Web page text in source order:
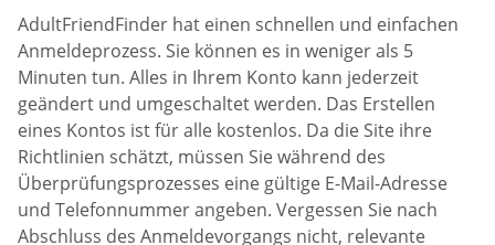
AdultFriendFinder hat einen schnellen und einfachen
Anmeldeprozess. Sie können es in weniger als 5
Minuten tun. Alles in Ihrem Konto kann jederzeit
geändert und umgeschaltet werden. Das Erstellen
eines Kontos ist für alle kostenlos. Da die Site ihre
Richtlinien schätzt, müssen Sie während des
Überprüfungsprozesses eine gültige E-Mail-Adresse
und Telefonnummer angeben. Vergessen Sie nach
Abschluss des Anmeldevorgangs nicht, relevante